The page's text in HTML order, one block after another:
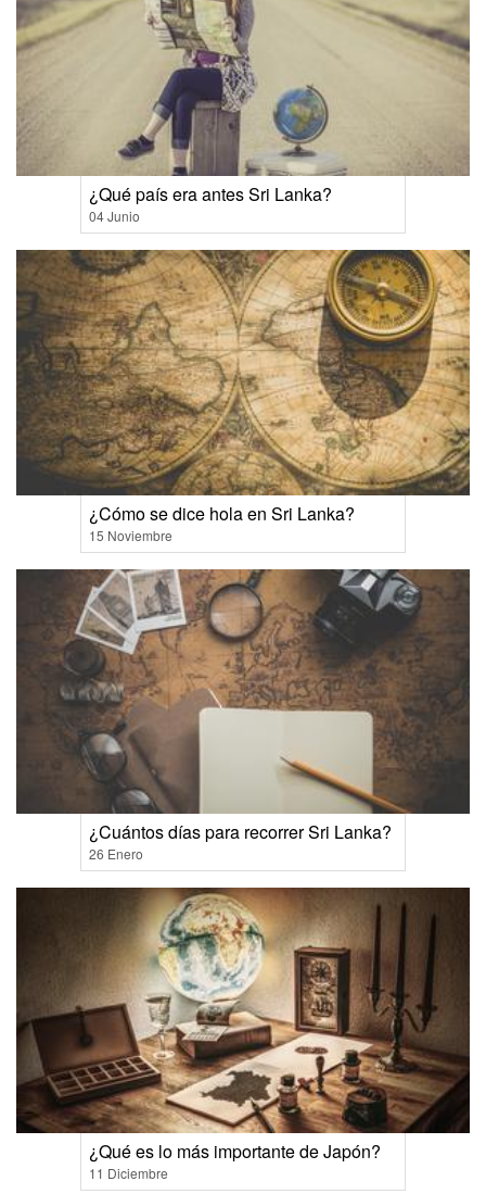
¿Qué país era antes Sri Lanka?
04 Junio
¿Cómo se dice hola en Sri Lanka?
15 Noviembre
¿Cuántos días para recorrer Sri Lanka?
26 Enero
¿Qué es lo más importante de Japón?
11 Diciembre